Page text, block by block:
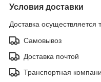
Условия доставки
Доставка осуществляется
Самовывоз
Доставка почтой
Транспортная